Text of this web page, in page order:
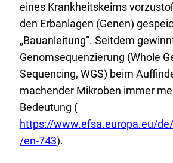
eines Krankheitskeims
den Erbanlagen (Genen)
„Bauanleitung“. Seitdem
Genomsequenzierung (Whole
Sequencing, WGS) beim
machender Mikroben immer
Bedeutung (E
x
https://www.efsa.europa.eu/
/en-743).